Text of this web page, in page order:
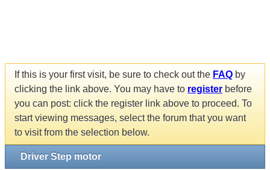
If this is your first visit, be sure to check out the FAQ by
clicking the link above. You may have to register before
you can post: click the register link above to proceed. To
start viewing messages, select the forum that you want
to visit from the selection below.
Driver Step motor